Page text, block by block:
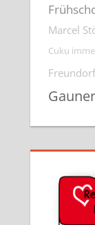
Marcel
Cuku
Gauner